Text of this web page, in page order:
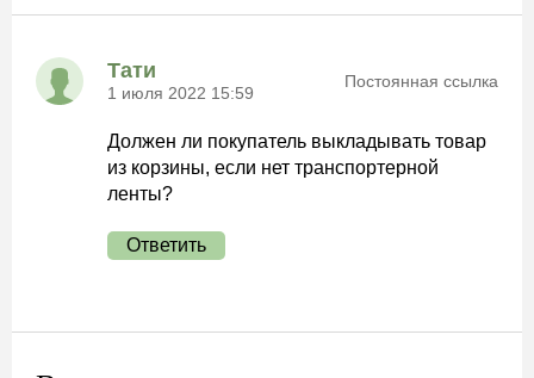
Тати
1 июля 2022 15:59
Постоянная ссылка
Должен ли покупатель выкладывать товар
из корзины, если нет транспортерной
ленты?
Ответить